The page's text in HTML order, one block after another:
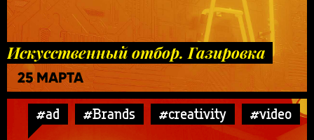
Искусственный отбор. Газировка
25 МАРТА
#ad #Brands #creativity #video